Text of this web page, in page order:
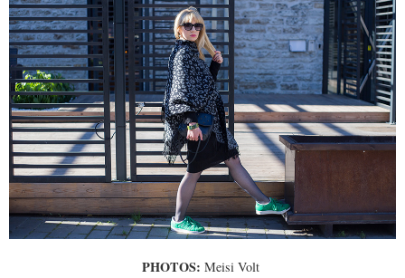
PHOTOS: Meisi Volt